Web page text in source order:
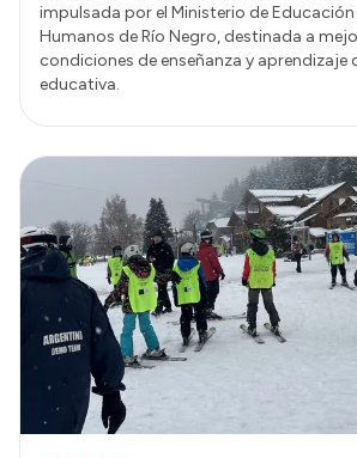
impulsada por el Ministerio de Educación
Humanos de Río Negro, destinada a
condiciones de enseñanza y aprendizaje
educativa.